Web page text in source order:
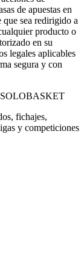
de apuestas en
sea redirigido a
producto o
en su
legales aplicables
segura y con
fichajes,
y competiciones